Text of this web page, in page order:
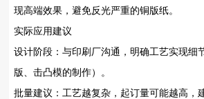
现高端效果，避免反光严重的铜版纸。
实际应用建议
设计阶段‌：与印刷厂沟通，明确工艺实现细
版、击凸模的制作）。
批量建议‌：工艺越复杂，起订量可能越高，